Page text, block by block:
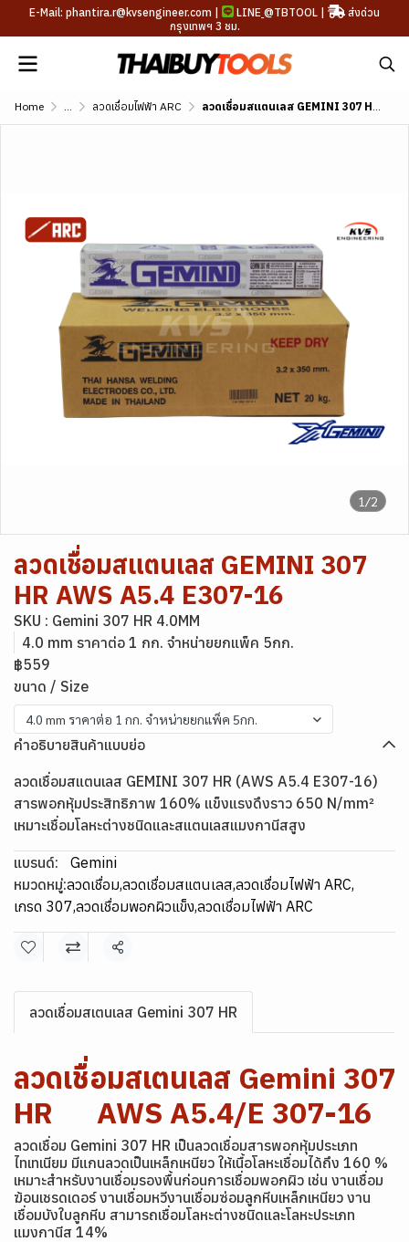
E-Mail: phantira.r@kvsengineer.com | LINE @TBTOOL |
ส่งด่วน
กรุงเทพฯ 3 ชม.
Home ... ลวดเชื่อมไฟฟ้า ARC ลวดเชื่อมสแตนเลส GEMINI 307 HR AWS A5.4 E307-16
1/2
ลวดเชื่อมสแตนเลส GEMINI 307
HR AWS A5.4 E307-16
SKU : Gemini 307 HR 4.0MM
4.0 mm ราคาต่อ 1 กก. จำหน่ายยกแพ็ค 5กก.
฿559
ขนาด / Size
4.0 mm ราคาต่อ 1 กก. จำหน่ายยกแพ็ค 5กก.
คำอธิบายสินค้าแบบย่อ
ลวดเชื่อมสแตนเลส GEMINI 307 HR (AWS A5.4 E307-16)
สารพอกหุ้มประสิทธิภาพ 160% แข็งแรงดึงราว 650 N/mm²
เหมาะเชื่อมโลหะต่างชนิดและสแตนเลสแมงกานีสสูง
แบรนด์:
Gemini
หมวดหมู่:ลวดเชื่อม,ลวดเชื่อมสแตนเลส,ลวดเชื่อมไฟฟ้า ARC,
เกรด 307,ลวดเชื่อมพอกผิวแข็ง,ลวดเชื่อมไฟฟ้า ARC
แชร์
ลวดเชื่อมสเตนเลส Gemini 307 HR
ลวดเชื่อมสเตนเลส Gemini 307
HR AWS A5.4/E 307-16
ลวดเชื่อม Gemini 307 HR เป็นลวดเชื่อมสารพอกหุ้มประเภท
ไทเทเนียม มีแกนลวดเป็นเหล็กเหนียว ให้เนื้อโลหะเชื่อมได้ถึง 160 %
เหมาะสำหรับงานเชื่อมรองพื้นก่อนการเชื่อมพอกผิว เช่น งานเชื่อม
ฆ้อนเชรดเดอร์ งานเชื่อมหวีงานเชื่อมซ่อมลูกหีบเหล็กเหนียว งาน
เชื่อมบังใบลูกหีบ สามารถเชื่อมโลหะต่างชนิดและโลหะประเภท
แมงกานีส 14%